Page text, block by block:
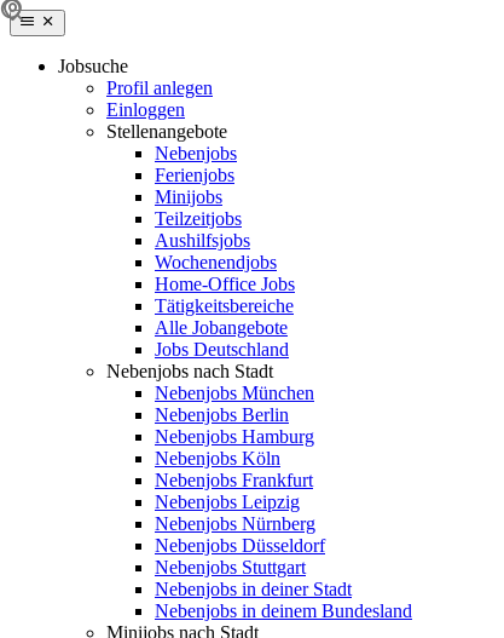
Jobsuche
Profil anlegen
Einloggen
Stellenangebote
Nebenjobs
Ferienjobs
Minijobs
Teilzeitjobs
Aushilfsjobs
Wochenendjobs
Home-Office Jobs
Tätigkeitsbereiche
Alle Jobangebote
Jobs Deutschland
Nebenjobs nach Stadt
Nebenjobs München
Nebenjobs Berlin
Nebenjobs Hamburg
Nebenjobs Köln
Nebenjobs Frankfurt
Nebenjobs Leipzig
Nebenjobs Nürnberg
Nebenjobs Düsseldorf
Nebenjobs Stuttgart
Nebenjobs in deiner Stadt
Nebenjobs in deinem Bundesland
Minijobs nach Stadt